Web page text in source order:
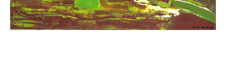
About 会社案内